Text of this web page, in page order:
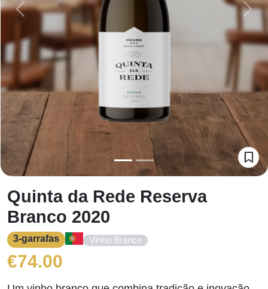
Previous
Quinta da Rede Reserva
Branco 2020
3-garrafas Vinho Branco
€74.00